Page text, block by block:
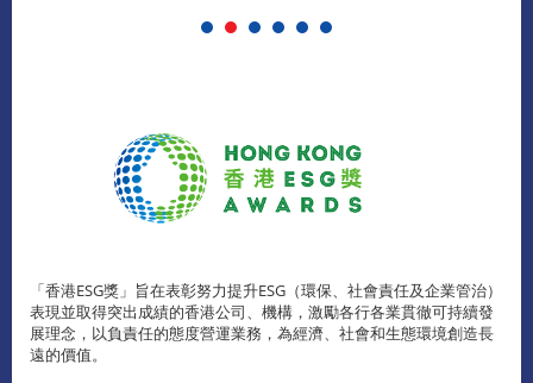
「香港ESG獎」旨在表彰努力提升ESG（環保、社會責任及企業管治）
表現並取得突出成績的香港公司、機構，激勵各行各業貫徹可持續發
展理念，以負責任的態度營運業務，為經濟、社會和生態環境創造長
遠的價值。